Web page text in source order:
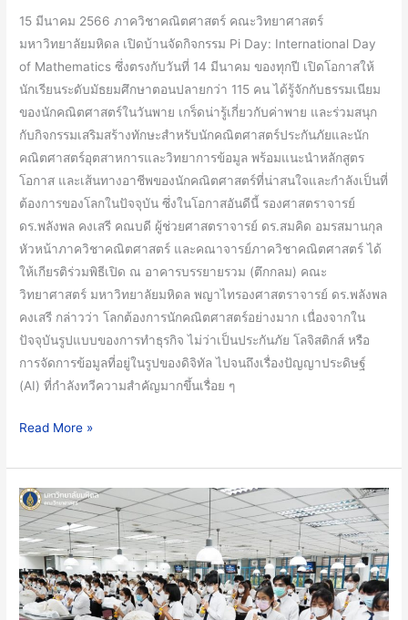
15 มีนาคม 2566 ภาควิชาคณิตศาสตร์ คณะวิทยาศาสตร์
มหาวิทยาลัยมหิดล เปิดบ้านจัดกิจกรรม Pi Day: International Day
of Mathematics ซึ่งตรงกับวันที่ 14 มีนาคม ของทุกปี เปิดโอกาสให้
นักเรียนระดับมัธยมศึกษาตอนปลายกว่า 115 คน ได้รู้จักกับธรรมเนียม
ของนักคณิตศาสตร์ในวันพาย เกร็ดน่ารู้เกี่ยวกับค่าพาย และร่วมสนุก
กับกิจกรรมเสริมสร้างทักษะสำหรับนักคณิตศาสตร์ประกันภัยและนัก
คณิตศาสตร์อุตสาหการและวิทยาการข้อมูล พร้อมแนะนำหลักสูตร
โอกาส และเส้นทางอาชีพของนักคณิตศาสตร์ที่น่าสนใจและกำลังเป็นที่
ต้องการของโลกในปัจจุบัน ซึ่งในโอกาสอันดีนี้ รองศาสตราจารย์
ดร.พลังพล คงเสรี คณบดี ผู้ช่วยศาสตราจารย์ ดร.สมคิด อมรสมานกุล
หัวหน้าภาควิชาคณิตศาสตร์ และคณาจารย์ภาควิชาคณิตศาสตร์ ได้
ให้เกียรติร่วมพิธีเปิด ณ อาคารบรรยายรวม (ตึกกลม) คณะ
วิทยาศาสตร์ มหาวิทยาลัยมหิดล พญาไทรองศาสตราจารย์ ดร.พลังพล
คงเสรี กล่าวว่า โลกต้องการนักคณิตศาสตร์อย่างมาก เนื่องจากใน
ปัจจุบันรูปแบบของการทำธุรกิจ ไม่ว่าเป็นประกันภัย โลจิสติกส์ หรือ
การจัดการข้อมูลที่อยู่ในรูปของดิจิทัล ไปจนถึงเรื่องปัญญาประดิษฐ์
(AI) ที่กำลังทวีความสำคัญมากขึ้นเรื่อย ๆ
ม.ปลาย
เสริม
สร้าง
ทักษะ
นัก
คณิตศาสตร์
ประกัน
ภัย
และ
นัก
คณิตศาสตร์
อุตสาห
การ
และ
วิทยาการ
ข้อมูล
พร้อม
อาชีพ
ของ
คน
ชอบ
เรียน
เลข
Read More »
นักศึกษา
แพทย์
ชั้น
ปี
ที่
2